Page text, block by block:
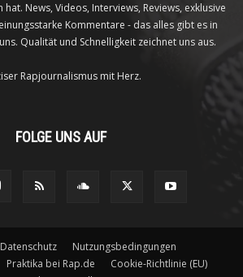
News, Videos, Interviews, Reviews, exklusive
Kommentare - das alles gibt es in
Qualität und Schnelligkeit zeichnet uns aus.
Rapjournalismus mit Herz.
FOLGE UNS AUF
Datenschutz
Nutzungsbedingungen
Praktika bei Rap.de
Cookie-Richtlinie (EU)